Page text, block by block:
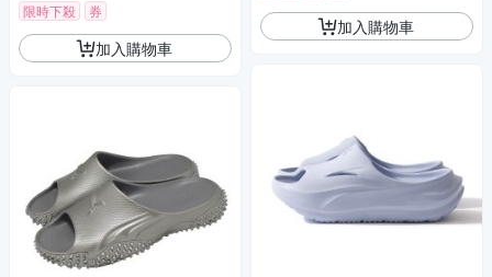
限時下殺
券
加入購物車
加入購物車